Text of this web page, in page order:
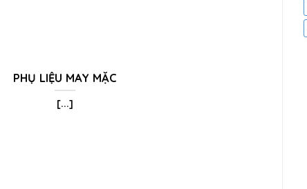
PHỤ LIỆU MAY MẶC
[...]